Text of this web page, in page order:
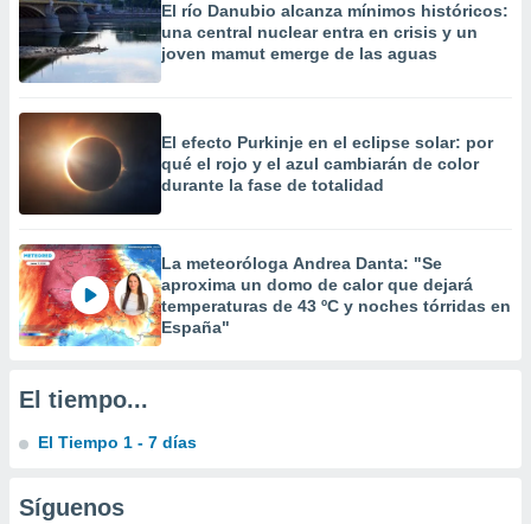
e
mediante
publicidad
de
1199
El río Danubio alcanza mínimos históricos:
una central nuclear entra en crisis y un
joven mamut emerge de las aguas
El efecto Purkinje en el eclipse solar: por
qué el rojo y el azul cambiarán de color
durante la fase de totalidad
La meteoróloga Andrea Danta: "Se
aproxima un domo de calor que dejará
temperaturas de 43 ºC y noches tórridas en
España"
El tiempo...
El Tiempo 1 - 7 días
Síguenos